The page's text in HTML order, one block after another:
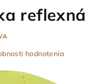
košík
reflexná
hodnotenia